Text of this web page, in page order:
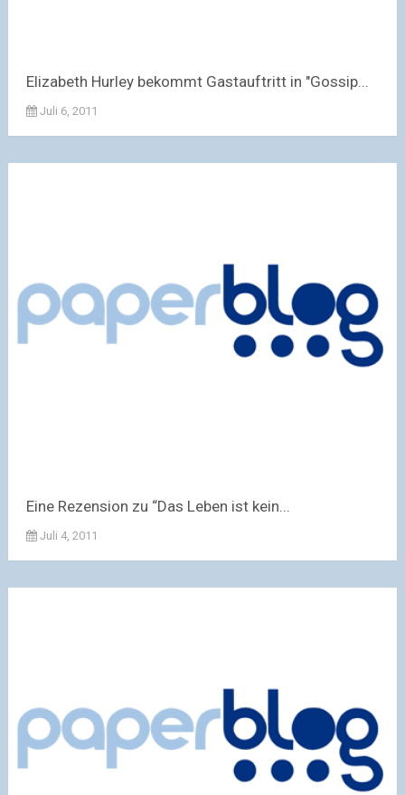
Elizabeth Hurley bekommt Gastauftritt in "Gossip...
Juli 6, 2011
Eine Rezension zu “Das Leben ist kein...
Juli 4, 2011